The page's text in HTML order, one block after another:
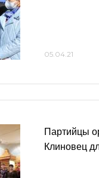
05.04.21
Партийцы
Клиновец